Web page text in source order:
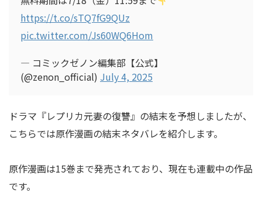
https://t.co/sTQ7fG9QUz
pic.twitter.com/Js60WQ6Hom
— コミックゼノン編集部【公式】
(@zenon_official) July 4, 2025
ドラマ『レプリカ元妻の復讐』の結末を予想しましたが、
こちらでは原作漫画の結末ネタバレを紹介します。
原作漫画は15巻まで発売されており、現在も連載中の作品
です。